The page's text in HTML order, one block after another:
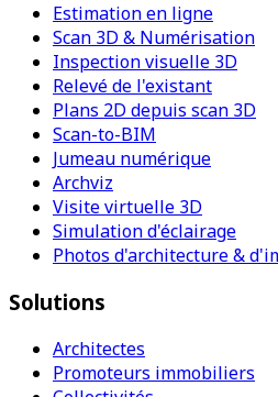
Estimation en ligne
Scan 3D & Numérisation
Inspection visuelle 3D
Relevé de l'existant
Plans 2D depuis scan 3D
Scan-to-BIM
Jumeau numérique
Archviz
Visite virtuelle 3D
Simulation d'éclairage
Photos d'architecture &
Solutions
Architectes
Promoteurs immobiliers